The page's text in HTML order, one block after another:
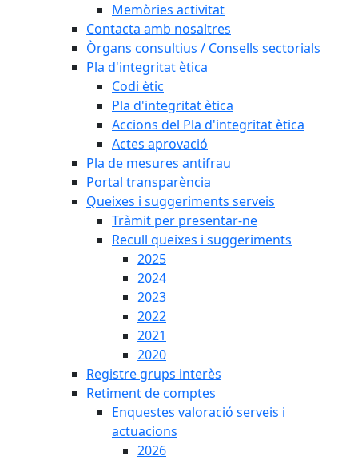
Memòries activitat
Contacta amb nosaltres
Òrgans consultius / Consells sectorials
Pla d'integritat ètica
Codi ètic
Pla d'integritat ètica
Accions del Pla d'integritat ètica
Actes aprovació
Pla de mesures antifrau
Portal transparència
Queixes i suggeriments serveis
Tràmit per presentar-ne
Recull queixes i suggeriments
2025
2024
2023
2022
2021
2020
Registre grups interès
Retiment de comptes
Enquestes valoració serveis i
actuacions
2026